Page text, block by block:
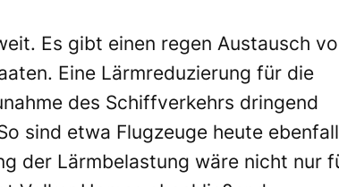
Es gibt einen regen Austausch
Eine Lärmreduzierung für die
des Schiffverkehrs dringend
sind etwa Flugzeuge heute
der Lärmbelastung wäre nicht nur